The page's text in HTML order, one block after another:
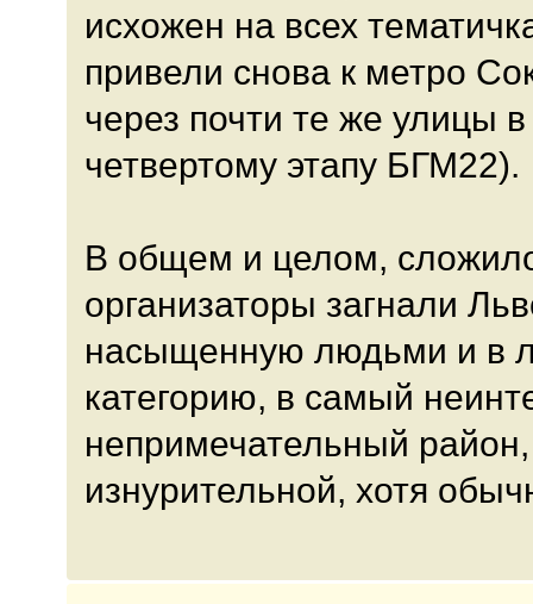
исхожен на всех
привели снова к метро
через почти те же улицы
четвертому этапу БГМ22).
В общем и целом,
организаторы загнали
насыщенную людьми и в
категорию, в самый
непримечательный
изнурительной, хотя